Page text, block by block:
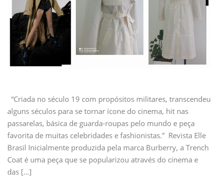
“Criada no século 19 com propósitos militares, transcendeu
alguns séculos para se tornar ícone do cinema, hit nas
passarelas, básica de guarda-roupas pelo mundo e peça
favorita de muitas celebridades e fashionistas.” Revista Elle
Brasil Inicialmente produzida pela marca Burberry, a Trench
Coat é uma peça que se popularizou através do cinema e
das […]